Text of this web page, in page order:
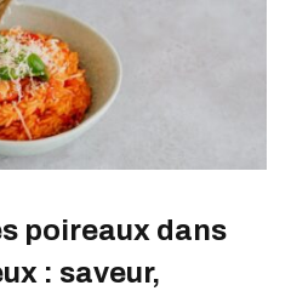
poireaux dans
: saveur,